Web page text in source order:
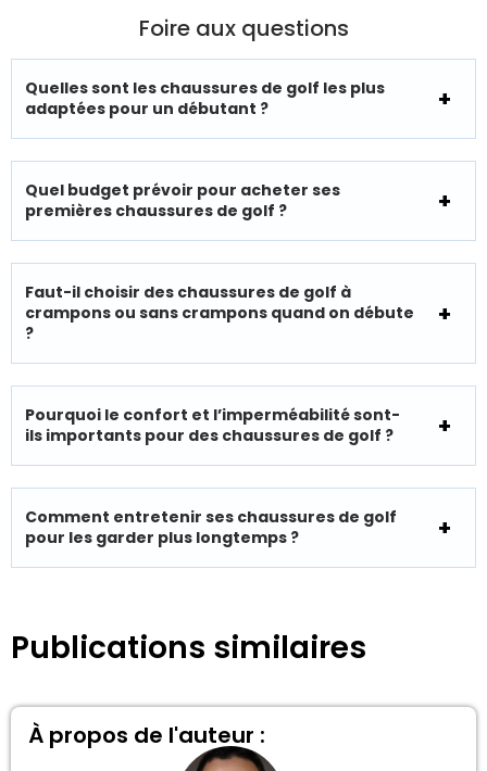
Foire aux questions
Quelles sont les chaussures de golf les plus
adaptées pour un débutant ?
Quel budget prévoir pour acheter ses
premières chaussures de golf ?
Faut-il choisir des chaussures de golf à
crampons ou sans crampons quand on débute
?
Pourquoi le confort et l’imperméabilité sont-
ils importants pour des chaussures de golf ?
Comment entretenir ses chaussures de golf
pour les garder plus longtemps ?
Publications similaires
À propos de l'auteur :